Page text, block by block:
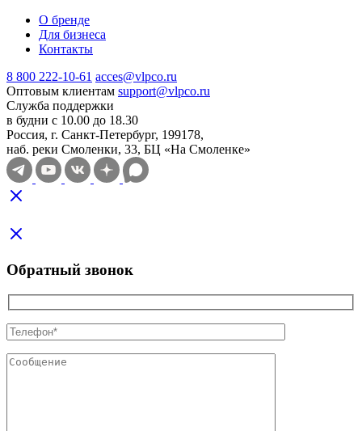
О бренде
Для бизнеса
Контакты
8 800 222-10-61 acces@vlpco.ru
Оптовым клиентам support@vlpco.ru
Служба поддержки
в будни с 10.00 до 18.30
Россия, г. Санкт-Петербург, 199178,
наб. реки Смоленки, 33, БЦ «На Смоленке»
Обратный звонок